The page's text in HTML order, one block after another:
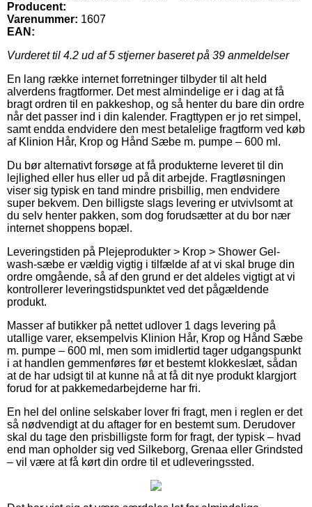
Producent:
Varenummer: 1607
EAN:
Vurderet til 4.2 ud af 5 stjerner baseret på 39 anmeldelser
En lang række internet forretninger tilbyder til alt held
alverdens fragtformer. Det mest almindelige er i dag at få
bragt ordren til en pakkeshop, og så henter du bare din ordre
når det passer ind i din kalender. Fragttypen er jo ret simpel,
samt endda endvidere den mest betalelige fragtform ved køb
af Klinion Hår, Krop og Hånd Sæbe m. pumpe – 600 ml.
Du bør alternativt forsøge at få produkterne leveret til din
lejlighed eller hus eller ud på dit arbejde. Fragtløsningen
viser sig typisk en tand mindre prisbillig, men endvidere
super bekvem. Den billigste slags levering er utvivlsomt at
du selv henter pakken, som dog forudsætter at du bor nær
internet shoppens bopæl.
Leveringstiden på Plejeprodukter > Krop > Shower Gel-
wash-sæbe er vældig vigtig i tilfælde af at vi skal bruge din
ordre omgående, så af den grund er det aldeles vigtigt at vi
kontrollerer leveringstidspunktet ved det pågældende
produkt.
Masser af butikker på nettet udlover 1 dags levering på
utallige varer, eksempelvis Klinion Hår, Krop og Hånd Sæbe
m. pumpe – 600 ml, men som imidlertid tager udgangspunkt
i at handlen gemmenføres før et bestemt klokkeslæt, sådan
at de har udsigt til at kunne nå at få dit nye produkt klargjort
forud for at pakkemedarbejderne har fri.
En hel del online selskaber lover fri fragt, men i reglen er det
så nødvendigt at du aftager for en bestemt sum. Derudover
skal du tage den prisbilligste form for fragt, der typisk – hvad
end man opholder sig ved Silkeborg, Grenaa eller Grindsted
– vil være at få kørt din ordre til et udleveringssted.